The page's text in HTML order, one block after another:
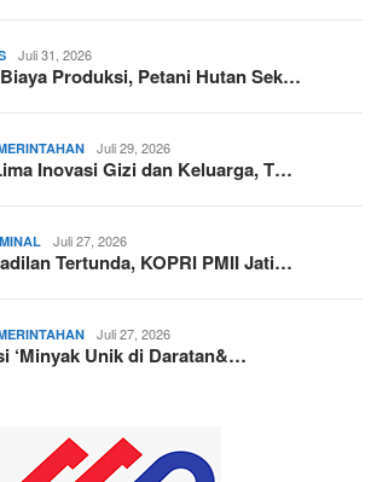
Juli 31, 2026
Produksi, Petani Hutan Sek…
Juli 29, 2026
Inovasi Gizi dan Keluarga, T…
Juli 27, 2026
Tertunda, KOPRI PMII Jati…
Juli 27, 2026
‘Minyak Unik di Daratan&…